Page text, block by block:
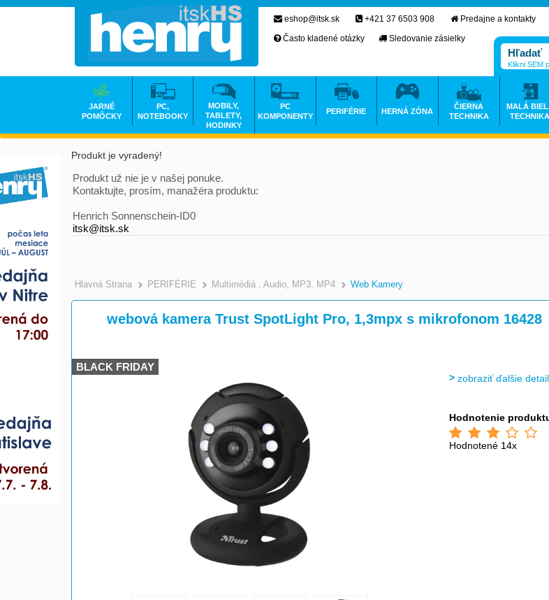
Produkt je vyradený!
Produkt už nie je v našej ponuke.
Kontaktujte, prosím, manažéra produktu:
Henrich Sonnenschein-ID0
itsk@itsk.sk
Hlavná Strana >
PERIFÉRIE >
Multimédiá , Audio, MP3, MP4 >
Web Kamery
webová kamera Trust SpotLight Pro, 1,3mpx s mikrofonom 16428
BLACK FRIDAY
zobraziť ďalšie
Hodnotenie
Hodnotené 14x
eshop@itsk.sk +421 37 6503 908
Predajne a kontakty
Často kladené otázky
Sledovanie zásielky
Klikni SEM
JARNÉ
POMÔCKY
PC,
NOTEBOOKY
MOBILY,
TABLETY,
HODINKY
PC
KOMPONENTY
PERIFÉRIE HERNÁ ZÓNA
ČIERNA
TECHNIKA
MALÁ
TECHNIKA